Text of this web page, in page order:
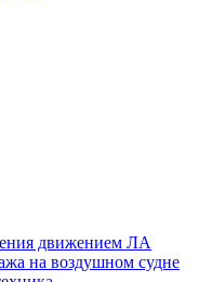
движением ЛА
на воздушном судне